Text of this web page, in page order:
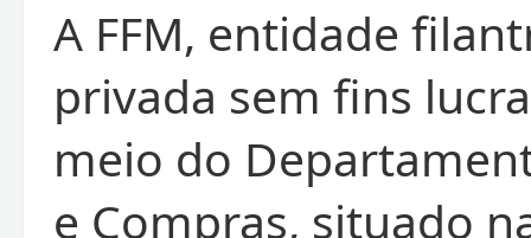
A FFM, entidade
privada sem fins
meio do
e Compras, situado